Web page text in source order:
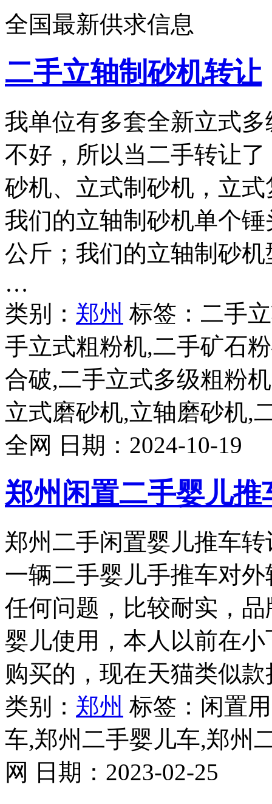
全国最新供求信息
二手立轴制砂机转让
我单位有多套全新立式
不好，所以当二手转让
砂机、立式制砂机，立
我们的立轴制砂机单个
公斤；我们的立轴制砂
…
类别： 郑州 标签：二手
手立式粗粉机,二手矿石
合破,二手立式多级粗粉
立式磨砂机,立轴磨砂机,
全网
日期： 2024-10-19
郑州闲置二手婴儿推
郑州二手闲置婴儿推车
一辆二手婴儿手推车对
任何问题，比较耐实，品
婴儿使用，本人以前在
购买的，现在天猫类似
类别： 郑州 标签：闲置
车,郑州二手婴儿车,郑州
网
日期： 2023-02-25